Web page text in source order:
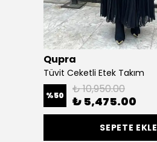
Qupra
Tüvit Ceketli Etek Takım
%50 ₺ 10,950.00
₺ 5,475.00
SEPETE EKLE